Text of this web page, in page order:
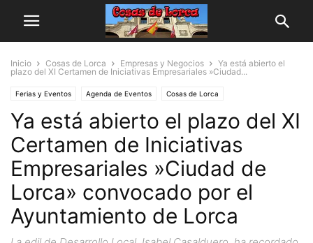
Inicio Cosas de Lorca Empresas y Negocios
Ya está abierto el
plazo del XI Certamen de Iniciativas Empresariales »Ciudad...
Ferias y Eventos Agenda de Eventos Cosas de Lorca
Empresas y Negocios
Ya está abierto el plazo del XI
Certamen de Iniciativas
Empresariales »Ciudad de
Lorca» convocado por el
Ayuntamiento de Lorca